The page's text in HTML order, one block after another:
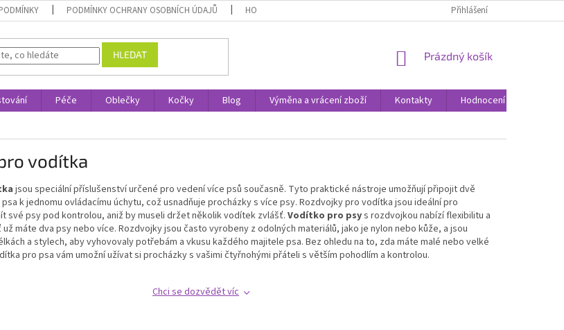
PODMÍNKY OCHRANY OSOBNÍCH ÚDAJŮ HODNOCENÍ OBCHODU VÝMĚNA A VRÁCENÍ ZBOŽÍPřihlášení
HLEDAT
NÁKUPNÍ
Prázdný košík
Péče Oblečky Kočky Blog Výměna a vrácení zboží Kontakty
Hodnocení obchodu
vodítka
jsou speciální příslušenství určené pro vedení více psů současně. Tyto praktické nástroje umožňují připojit dvě
k jednomu ovládacímu úchytu, což usnadňuje procházky s více psy. Rozdvojky pro vodítka jsou ideální pro
své psy pod kontrolou, aniž by museli držet několik vodítek zvlášť.Vodítko pro psys rozdvojkou nabízí flexibilitu a
máte dva psy nebo více. Rozdvojky jsou často vyrobeny z odolných materiálů, jako je nylon nebo kůže, a jsou
a stylech, aby vyhovovaly potřebám a vkusu každého majitele psa. Bez ohledu na to, zda máte malé nebo velké
pro psa vám umožní užívat si procházky s vašimi čtyřnohými přáteli s větším pohodlím a kontrolou.
Chci se dozvědět víc